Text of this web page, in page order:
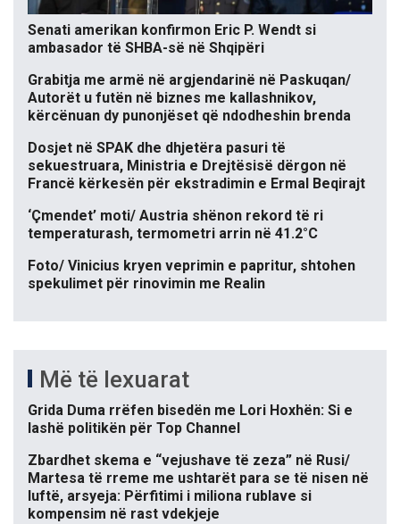
Senati amerikan konfirmon Eric P. Wendt si
ambasador të SHBA-së në Shqipëri
Grabitja me armë në argjendarinë në Paskuqan/
Autorët u futën në biznes me kallashnikov,
kërcënuan dy punonjëset që ndodheshin brenda
Dosjet në SPAK dhe dhjetëra pasuri të
sekuestruara, Ministria e Drejtësisë dërgon në
Francë kërkesën për ekstradimin e Ermal Beqirajt
‘Çmendet’ moti/ Austria shënon rekord të ri
temperaturash, termometri arrin në 41.2°C
Foto/ Vinicius kryen veprimin e papritur, shtohen
spekulimet për rinovimin me Realin
Më të lexuarat
Grida Duma rrëfen bisedën me Lori Hoxhën: Si e
lashë politikën për Top Channel
Zbardhet skema e “vejushave të zeza” në Rusi/
Martesa të rreme me ushtarët para se të nisen në
luftë, arsyeja: Përfitimi i miliona rublave si
kompensim në rast vdekjeje